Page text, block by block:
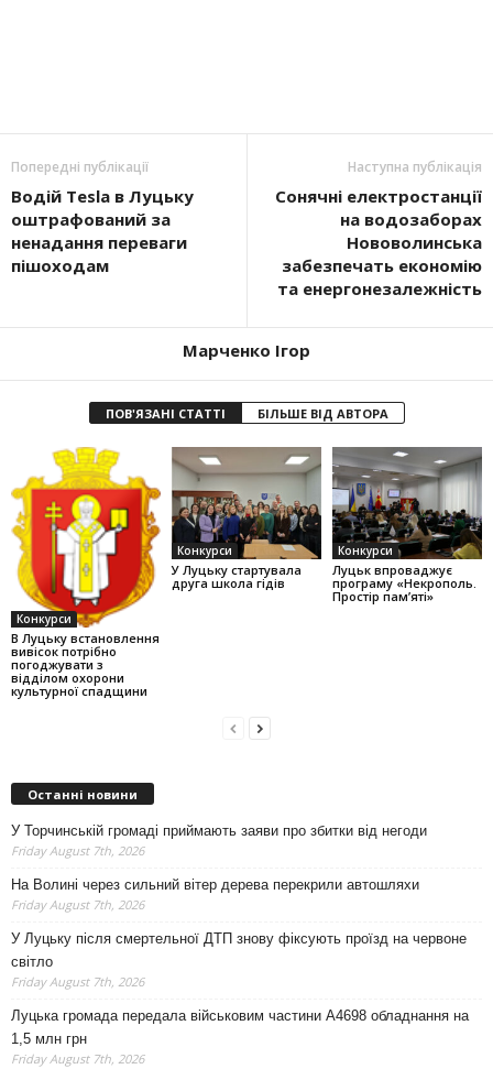
Попередні публікації
Водій Tesla в Луцьку
оштрафований за
ненадання переваги
пішоходам
Наступна публікація
Сонячні електростанції
на водозаборах
Нововолинська
забезпечать економію
та енергонезалежність
Марченко Ігор
ПОВ'ЯЗАНІ СТАТТІ БІЛЬШЕ ВІД АВТОРА
Конкурси
В Луцьку встановлення
вивісок потрібно
погоджувати з
відділом охорони
культурної спадщини
Конкурси
У Луцьку стартувала
друга школа гідів
Конкурси
Луцьк впроваджує
програму «Некрополь.
Простір пам’яті»
Останні новини
У Торчинській громаді приймають заяви про збитки від негоди
Friday August 7th, 2026
На Волині через сильний вітер дерева перекрили автошляхи
Friday August 7th, 2026
У Луцьку після смертельної ДТП знову фіксують проїзд на червоне
світло
Friday August 7th, 2026
Луцька громада передала військовим частини А4698 обладнання на
1,5 млн грн
Friday August 7th, 2026